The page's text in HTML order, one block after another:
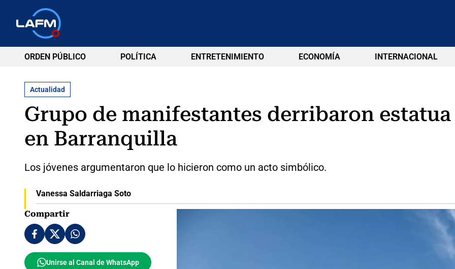
ORDEN PÚBLICO POLÍTICA ENTRETENIMIENTO ECONOMÍA INTERNACIONAL
Actualidad
Grupo de manifestantes derribaron
en Barranquilla
Los jóvenes argumentaron que lo hicieron como un acto simbólico.
Vanessa Saldarriaga Soto
Compartir
Unirse al Canal de WhatsApp